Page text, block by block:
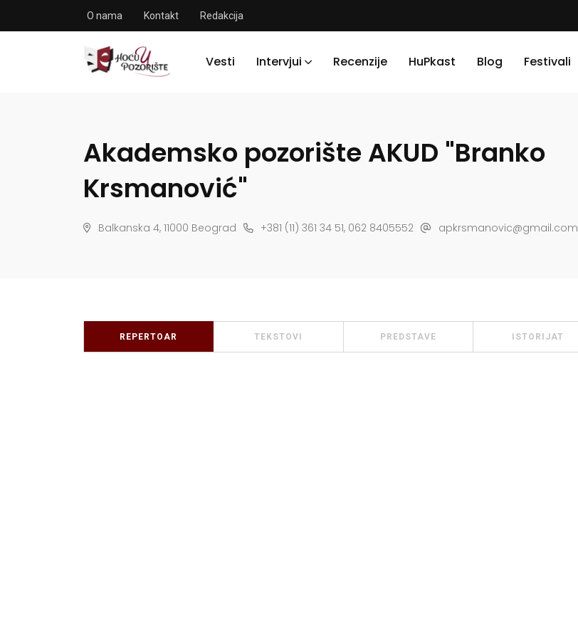
O nama Kontakt Redakcija
Vesti Intervjui Recenzije HuPkast Blog Festivali
Akademsko pozorište AKUD "Branko
Krsmanović"
Balkanska 4, 11000 Beograd +381 (11) 361 34 51, 062 8405552 apkrsmanovic@gmail.com
REPERTOAR TEKSTOVI PREDSTAVE ISTORIJAT